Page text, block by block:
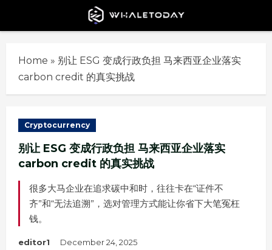
Home » 别让 ESG 变成行政负担 马来西亚企业落实
carbon credit 的真实挑战
Cryptocurrency
别让 ESG 变成行政负担 马来西亚企业落实
carbon credit 的真实挑战
很多大马企业在追求碳中和时，往往卡在“证件不
齐”和“无法追溯”，选对管理方式能让你省下大笔冤枉
钱。
editor1 December 24, 2025